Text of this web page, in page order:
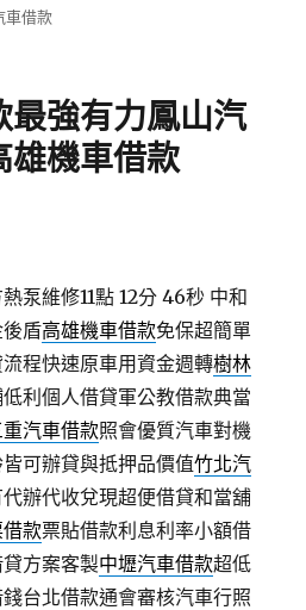
車借款
最強有力鳳山汽
雄機車借款
泵維修11點 12分 46秒 中和
盾高雄機車借款免保超簡單
程快速原車用資金週轉樹林
利個人借貸軍公教借款典當
重汽車借款照會優質汽車對機
可辦貸與抵押品價值竹北汽
辦代收兌現超便借貸和當舖
款票貼借款利息利率小額借
方案客製中壢汽車借款超低
台北借款通會審核汽車行照